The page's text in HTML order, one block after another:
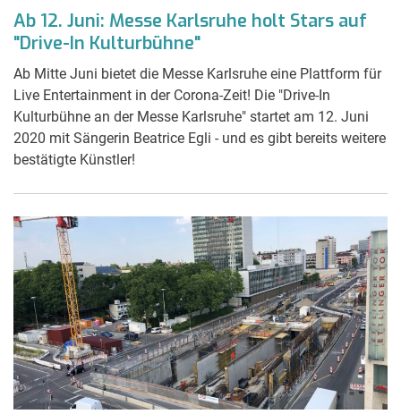
Ab 12. Juni: Messe Karlsruhe holt Stars auf
"Drive-In Kulturbühne"
Ab Mitte Juni bietet die Messe Karlsruhe eine Plattform für
Live Entertainment in der Corona-Zeit! Die "Drive-In
Kulturbühne an der Messe Karlsruhe" startet am 12. Juni
2020 mit Sängerin Beatrice Egli - und es gibt bereits weitere
bestätigte Künstler!